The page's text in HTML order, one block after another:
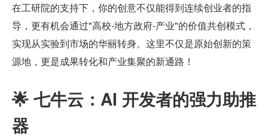
在工研院的支持下，你的创意不仅能得到连续创业者的指
导，更有机会通过"高校-地方政府-产业"的价值共创模式，
实现从实验到市场的华丽转身。这里不仅是原始创新的策
源地，更是成果转化和产业集聚的新通路！
🌟 七牛云：AI 开发者的强力助推
器